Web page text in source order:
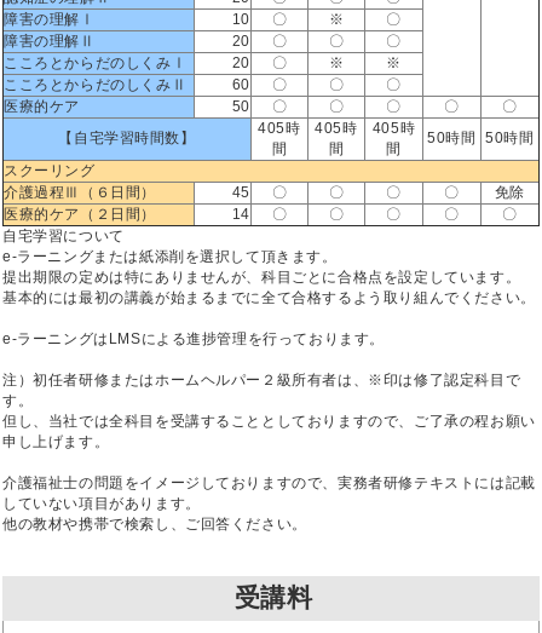
障害の理解Ⅰ
10 〇 ※
〇
障害の理解Ⅱ
20 〇 〇
〇
こころとからだのしくみⅠ
20 〇 ※
※
こころとからだのしくみⅡ
60 〇 〇
〇
医療的ケア
50 〇 〇 〇 〇
〇
【自宅学習時間数】
405時
間
405時
間
405時
間
50時間
50時間
スクーリング
介護過程Ⅲ（６日間）
45 〇 〇 〇 〇
免除
医療的ケア（２日間）
14 〇 〇 〇 〇
〇
自宅学習について
e-ラーニングまたは紙添削を選択して頂きます。
提出期限の定めは特にありませんが、科目ごとに合格点を設定しています。
基本的には最初の講義が始まるまでに全て合格するよう取り組んでください。
e-ラーニングはLMSによる進捗管理を行っております。
注）初任者研修またはホームヘルパー２級所有者は、※印は修了認定科目で
す。
但し、当社では全科目を受講することとしておりますので、ご了承の程お願い
申し上げます。
介護福祉士の問題をイメージしておりますので、実務者研修テキストには記載
していない項目があります。
他の教材や携帯で検索し、ご回答ください。
受講料